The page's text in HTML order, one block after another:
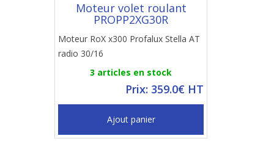
Moteur volet roulant
PROPP2XG30R
Moteur RoX x300 Profalux Stella AT
radio 30/16
3 articles en stock
Prix: 359.0€ HT
Ajout panier